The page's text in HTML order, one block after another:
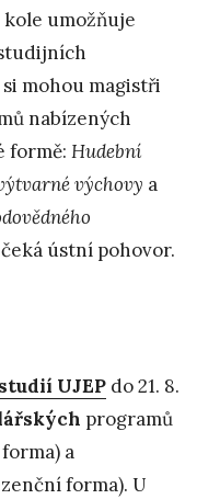
kole umožňuje
si mohou magistři
nabízených
formě: Hudební
výchovy a
ústní pohovor.
UJEP do 21. 8.
programů
a
forma). U